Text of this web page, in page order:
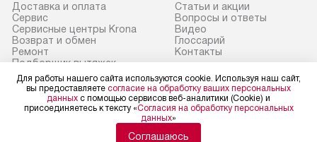
Доставка и оплата
Сервис
Сервисные центры Krona
Возврат и обмен
Ремонт
Подборщик вытяжек
Статьи и акции
Вопросы и ответы
Видео
Глоссарий
Контакты
Политика конфиденциальности
Условия продажи
Для работы нашего сайта используются cookie. Используя наш сайт,
вы предоставляете согласие на обработку ваших персональных
данных с помощью сервисов веб-аналитики (Cookie) и
присоединяетесь к тексту «Согласия на обработку персональных
данных»
Соглашаюсь